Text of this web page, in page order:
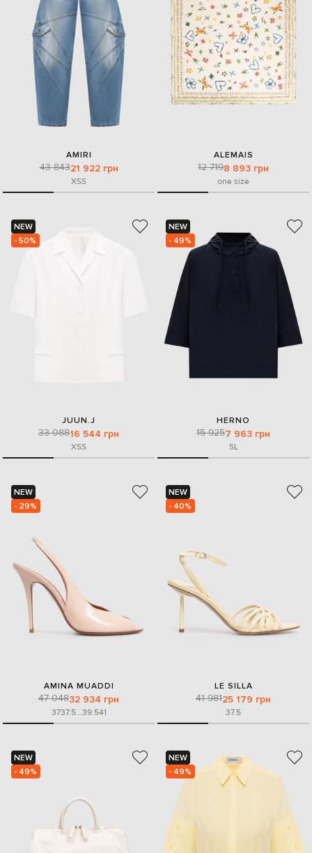
AMIRI
43 84321 922 грн
XSS
ALEMAIS
12 7198 893 грн
one size
NEW
- 50%
JUUN.J
33 08816 544 грн
XSS
NEW
- 49%
HERNO
15 9257 963 грн
SL
NEW
- 29%
AMINA MUADDI
47 04832 934 грн
3737.5...39.541
NEW
- 40%
LE SILLA
41 98125 179 грн
37.5
NEW
- 49%
NEW
- 49%